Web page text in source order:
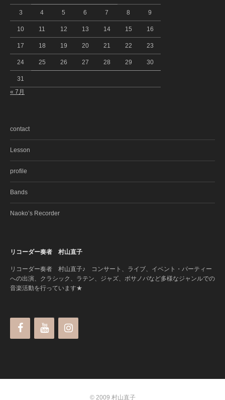
3 4 5 6 7 8 9
10 11 12 13 14 15 16
17 18 19 20 21 22 23
24 25 26 27 28 29 30
31
« 7月
contact
Lesson
profile
Bands
Naoko’s Recorder
リコーダー奏者 村山直子
リコーダー奏者 村山直子♪ コンサート、ライブ、イベント・パーティー
への出演、クラシック、ラテン、ジャズ、ボサノバなど多様なジャンルでの
音楽活動を行っています★
© 2009 村山直子